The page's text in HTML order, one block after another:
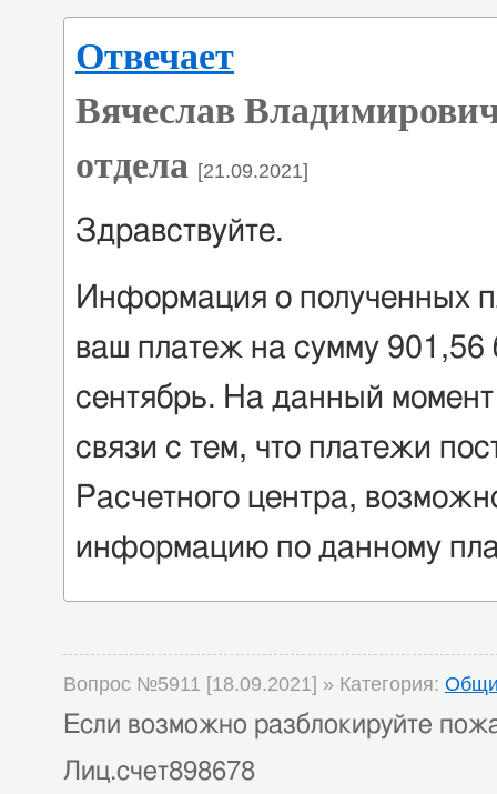
Отвечает
Вячеслав
отдела [21.09.2021]
Здравствуйте.
Информация о полученных
ваш платеж на сумму 901,56
сентябрь. На данный
связи с тем, что платежи
Расчетного центра,
информацию по данному
Вопрос №5911 [18.09.2021] » Категория:
Если возможно разблокируйте
Лиц.счет898678